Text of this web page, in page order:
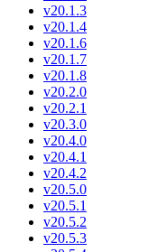
v20.1.3
v20.1.4
v20.1.6
v20.1.7
v20.1.8
v20.2.0
v20.2.1
v20.3.0
v20.4.0
v20.4.1
v20.4.2
v20.5.0
v20.5.1
v20.5.2
v20.5.3